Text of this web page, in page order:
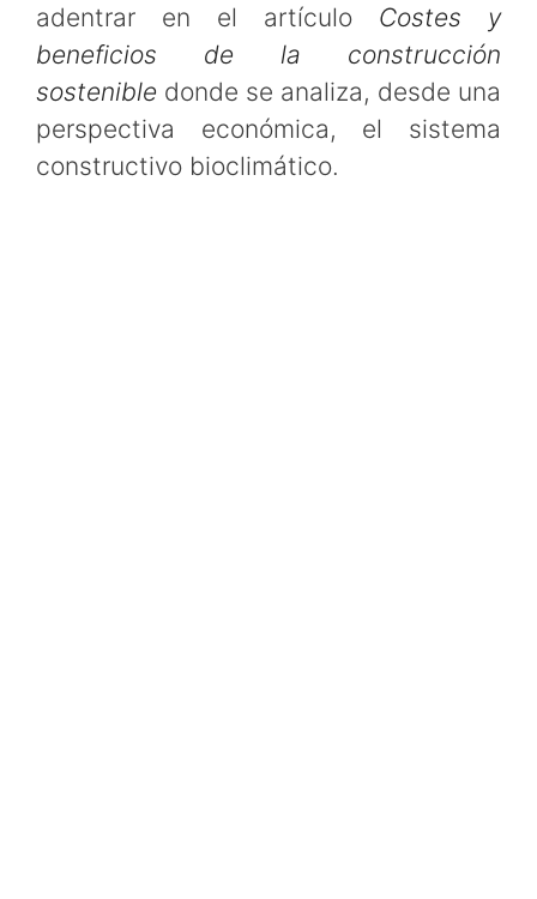
adentrar en el artículo Costes y
beneficios de la construcción
sostenible donde se analiza, desde una
perspectiva económica, el sistema
constructivo bioclimático.